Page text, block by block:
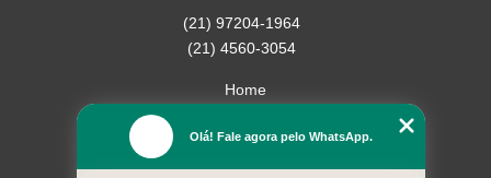
(21) 97204-1964
(21) 4560-3054
Home
Missão
Olá! Fale agora pelo WhatsApp.